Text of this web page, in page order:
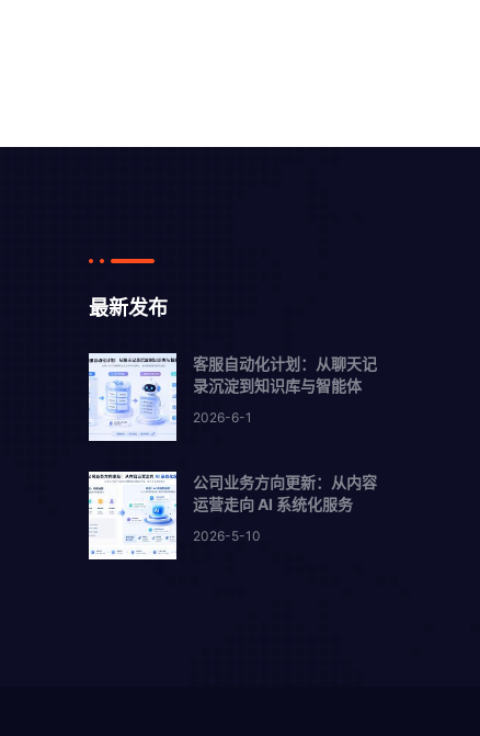
最新发布
客服自动化计划：从聊天记
录沉淀到知识库与智能体
2026-6-1
公司业务方向更新：从内容
运营走向 AI 系统化服务
2026-5-10